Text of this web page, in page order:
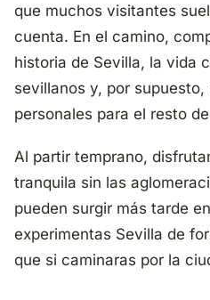
que muchos visitantes
cuenta. En el camino,
historia de Sevilla, la vida
sevillanos y, por supuesto,
personales para el resto
Al partir temprano,
tranquila sin las
pueden surgir más tarde
experimentas Sevilla de
que si caminaras por la